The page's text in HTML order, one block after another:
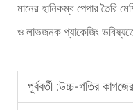
মানের হানিকম্ব পেপার তৈরি
ও লাভজনক প্যাকেজিং
পূর্ববর্তী :উচ্চ-গতির